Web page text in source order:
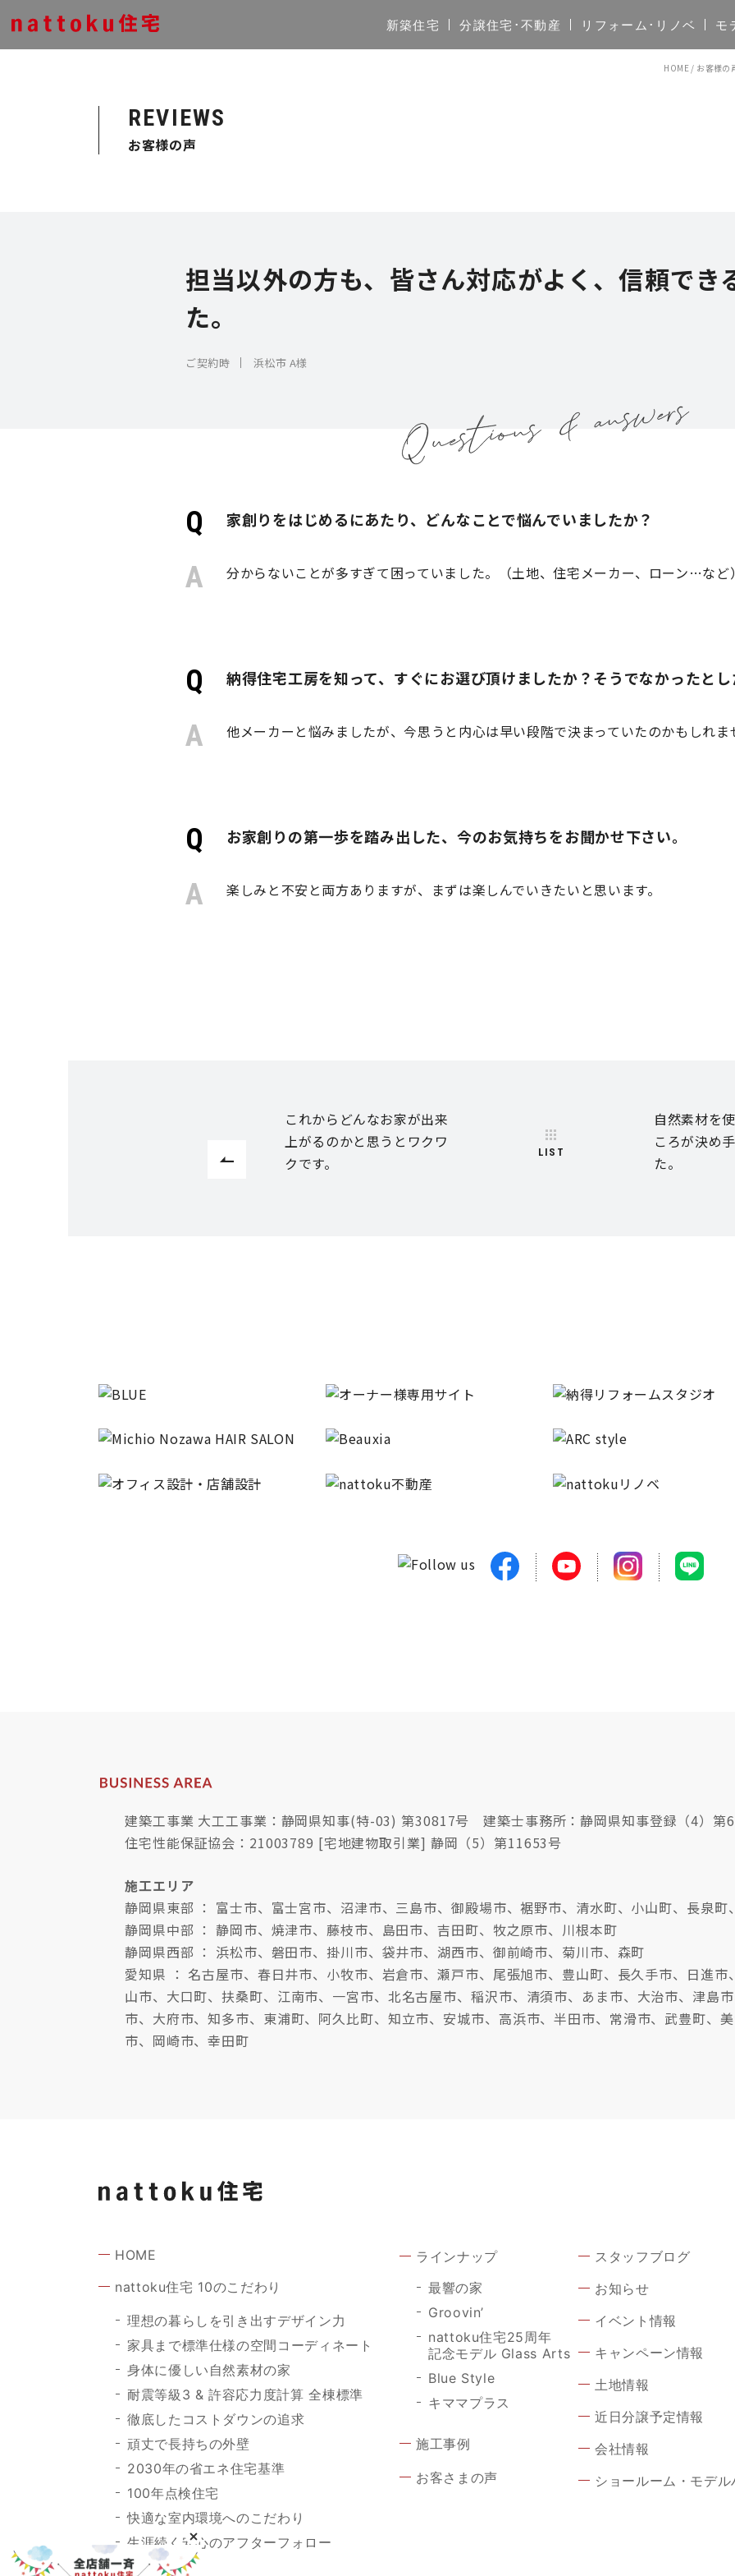
新築住宅 分譲住宅･不動産 リフォーム･リノベ モ
HOME/ お客様の
REVIEWS
お客様の声
担当以外の方も、皆さん対応がよく、信頼でき
た。
ご契約時 浜松市 A様
家創りをはじめるにあたり、どんなことで悩んでいましたか？
分からないことが多すぎて困っていました。（土地、住宅メーカー、ローン…など
納得住宅工房を知って、すぐにお選び頂けましたか？そうでなかったと
他メーカーと悩みましたが、今思うと内心は早い段階で決まっていたのかもしれま
お家創りの第一歩を踏み出した、今のお気持ちをお聞かせ下さい。
楽しみと不安と両方ありますが、まずは楽しんでいきたいと思います。
これからどんなお家が出来
上がるのかと思うとワクワ
クです。
LIST
自然素材を
ころが決め
た。
建築工事業 大工工事業：静岡県知事(特-03) 第30817号 建築士事務所：静岡県知事登録（4）第
住宅性能保証協会：21003789 [宅地建物取引業] 静岡（5）第11653号
施工エリア
静岡県東部 ： 富士市、富士宮市、沼津市、三島市、御殿場市、裾野市、清水町、小山町、長泉
静岡県中部 ： 静岡市、焼津市、藤枝市、島田市、吉田町、牧之原市、川根本町
静岡県西部 ： 浜松市、磐田市、掛川市、袋井市、湖西市、御前崎市、菊川市、森町
愛知県 ： 名古屋市、春日井市、小牧市、岩倉市、瀬戸市、尾張旭市、豊山町、長久手市、日進
山市、大口町、扶桑町、江南市、一宮市、北名古屋市、稲沢市、清須市、あま市、大治市、津島
市、大府市、知多市、東浦町、阿久比町、知立市、安城市、高浜市、半田市、常滑市、武豊町、
市、岡崎市、幸田町
HOME
nattoku住宅 10のこだわり
理想の暮らしを引き出すデザイン力
家具まで標準仕様の空間コーディネート
身体に優しい自然素材の家
耐震等級3 & 許容応力度計算 全棟標準
徹底したコストダウンの追求
頑丈で長持ちの外壁
2030年の省エネ住宅基準
100年点検住宅
快適な室内環境へのこだわり
生涯続く安心のアフターフォロー
ラインナップ
最響の家
Groovin’
nattoku住宅25周年
記念モデル Glass Arts
Blue Style
キママプラス
施工事例
お客さまの声
スタッフブログ
お知らせ
イベント情報
キャンペーン情報
土地情報
近日分譲予定情報
会社情報
ショールーム・モデ